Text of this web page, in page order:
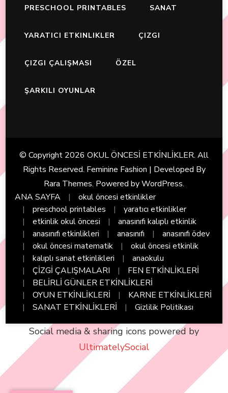
PRESCHOOL PRINTABLES SANAT
YARATICI ETKINLIKLER ÇIZGI
ÇIZGI ÇALIŞMASI ÖZEL
ŞARKILI OYUNLAR
© Copyright 2026 OKUL ÖNCESİ ETKİNLİKLER. All
Rights Reserved. Feminine Fashion | Developed By
Rara Themes. Powered byWordPress.
ANA SAYFA
okul öncesi etkinlikler
preschool printables
yaratıcı etkinlikler
etkinlik okul öncesi
anasınıfı kalıplı etkinlik
anasınıfı etkinlikleri
anasınıfı
anasınıfı ödev
okul öncesi matematik
okul öncesi etkinlik
kalıplı sanat etkinlikleri
anaokulu
ÇİZGİ ÇALIŞMALARI
FEN ETKİNLİKLERİ
BELİRLİ GÜNLER ETKİNLİKLERİ
OYUN ETKİNLİKLERİ
KARNE ETKİNLİKLERİ
SANAT ETKİNLİKLERİ
Gizlilik Politikası
Social media & sharing icons powered by
UltimatelySocial